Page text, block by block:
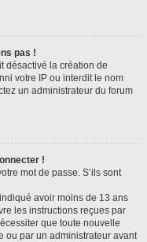
pas !
désactivé la création de
votre IP ou interdit le nom
un administrateur du forum
!
mot de passe. S’ils sont
avoir moins de 13 ans
les instructions reçues par
que toute nouvelle
ou par un administrateur avant